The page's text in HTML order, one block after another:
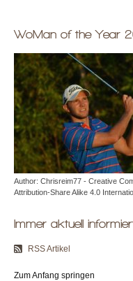
WoMan of the Year
Author: Chrisreim77 - Creative
Attribution-Share Alike 4.0
Immer aktuell
RSS Artikel
Zum Anfang springen